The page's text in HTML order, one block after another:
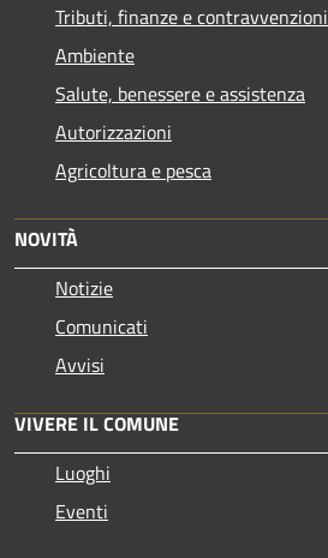
Tributi, finanze e contravvenzioni
Ambiente
Salute, benessere e assistenza
Autorizzazioni
Agricoltura e pesca
NOVITÀ
Notizie
Comunicati
Avvisi
VIVERE IL COMUNE
Luoghi
Eventi